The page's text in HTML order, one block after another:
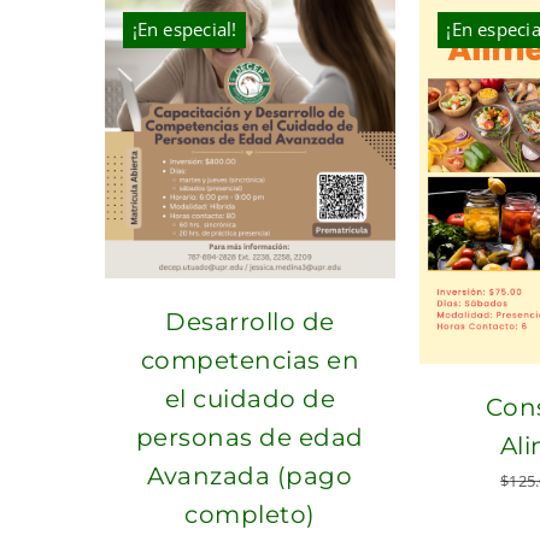
$325.00.
$220.00.
¡En especial!
Desarrollo de
competencias en
el cuidado de
personas de edad
Avanzada (pago
completo)
¡En
$